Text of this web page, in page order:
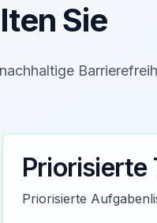
Sie
Priorisierte
Priorisierte